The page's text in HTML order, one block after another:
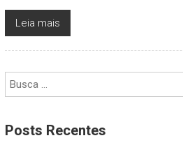
Leia mais
Posts Recentes